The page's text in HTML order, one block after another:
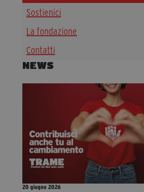
Diventa Partner
Dona
Fondazione Trame
Visioni Civiche
Mostra 3D - Visioni Civiche
Il Diritto di Essere
Archivio Storico
NEWS
20 giugno 2026
Sostienici
La fondazione
Contatti